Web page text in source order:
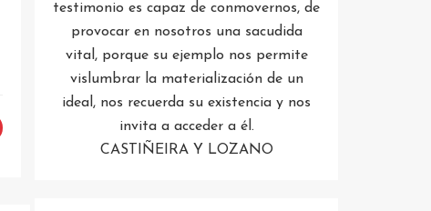
testimonio es capaz de conmovernos, de
provocar en nosotros una sacudida
vital, porque su ejemplo nos permite
vislumbrar la materialización de un
ideal, nos recuerda su existencia y nos
invita a acceder a él.
CASTIÑEIRA Y LOZANO